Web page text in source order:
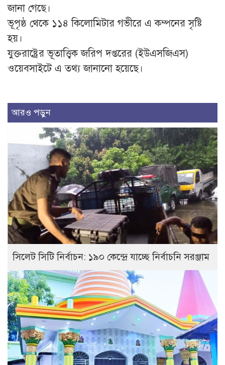
জানা গেছে।
ভূপৃষ্ঠ থেকে ১১৪ কিলোমিটার গভীরে এ কম্পনের সৃষ্টি
হয়।
যুক্তরাষ্ট্রের ভূতাত্ত্বিক জরিপ দপ্তরের (ইউএসজিএস)
ওয়েবসাইটে এ তথ্য জানানো হয়েছে।
আরও পড়ুন
সিলেট সিটি নির্বাচন: ১৯০ কেন্দ্রে যাচ্ছে নির্বাচনি সরঞ্জাম